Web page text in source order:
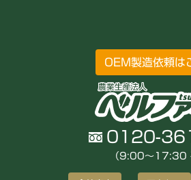
OEM製造依頼は
0120-
（9:00〜17:30